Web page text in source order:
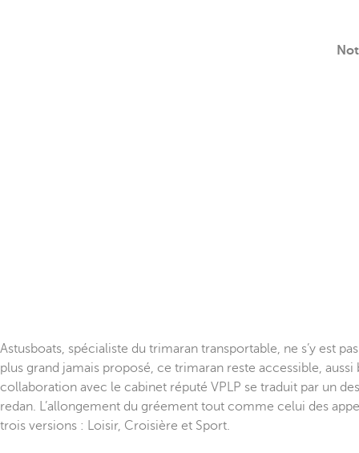
Astusboats, spécialiste du trimaran transportable, ne s’y est
plus grand jamais proposé, ce trimaran reste accessible,
collaboration avec le cabinet réputé VPLP se traduit par un
redan. L’allongement du gréement tout comme celui des
trois versions : Loisir, Croisière et Sport.